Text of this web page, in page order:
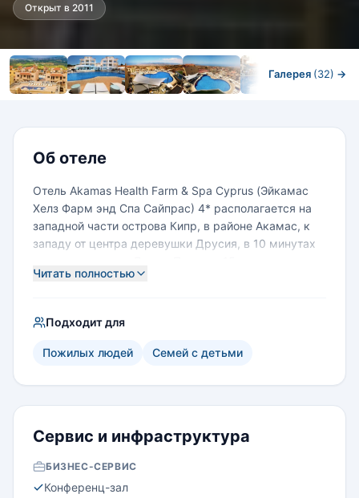
Открыт в 2011
Галерея (32) →
Об отеле
Отель Akamas Health Farm & Spa Cyprus (Эйкамас
Хелз Фарм энд Спа Сайпрас) 4* располагается на
западной части острова Кипр, в районе Акамас, к
западу от центра деревушки Друсия, в 10 минутах
от поля для гольфа в Лимни и в 48 километрах от
Читать полностью
Подходит для
Пожилых людей Семей с детьми
Сервис и инфраструктура
БИЗНЕС-СЕРВИС
Конференц-зал